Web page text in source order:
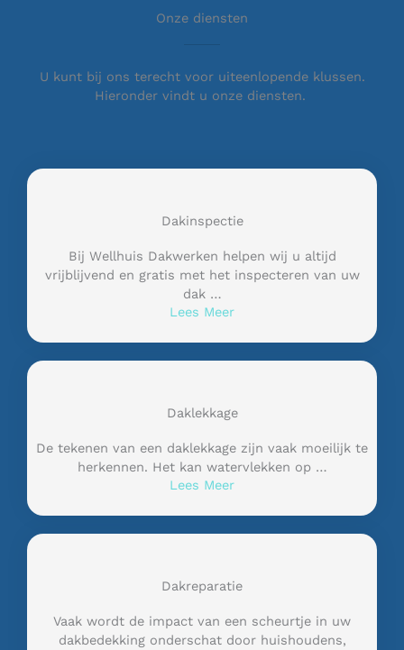
Onze diensten
U kunt bij ons terecht voor uiteenlopende klussen.
Hieronder vindt u onze diensten.
Dakinspectie
Bij Wellhuis Dakwerken helpen wij u altijd
vrijblijvend en gratis met het inspecteren van uw
dak …
Lees Meer
Daklekkage
De tekenen van een daklekkage zijn vaak moeilijk te
herkennen. Het kan watervlekken op …
Lees Meer
Dakreparatie
Vaak wordt de impact van een scheurtje in uw
dakbedekking onderschat door huishoudens,